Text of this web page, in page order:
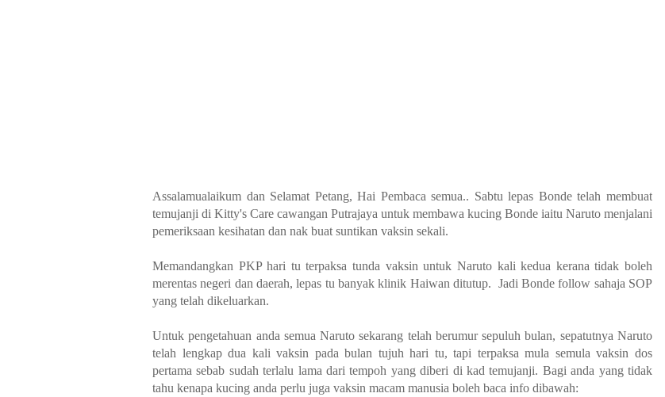
Assalamualaikum dan Selamat Petang, Hai Pembaca semua.. Sabtu lepas Bonde telah membuat
temujanji di Kitty's Care cawangan Putrajaya untuk membawa kucing Bonde iaitu Naruto menjalani
pemeriksaan kesihatan dan nak buat suntikan vaksin sekali.
Memandangkan PKP hari tu terpaksa tunda vaksin untuk Naruto kali kedua kerana tidak boleh
merentas negeri dan daerah, lepas tu banyak klinik Haiwan ditutup. Jadi Bonde follow sahaja SOP
yang telah dikeluarkan.
Untuk pengetahuan anda semua Naruto sekarang telah berumur sepuluh bulan, sepatutnya Naruto
telah lengkap dua kali vaksin pada bulan tujuh hari tu, tapi terpaksa mula semula vaksin dos
pertama sebab sudah terlalu lama dari tempoh yang diberi di kad temujanji. Bagi anda yang tidak
tahu kenapa kucing anda perlu juga vaksin macam manusia boleh baca info dibawah: